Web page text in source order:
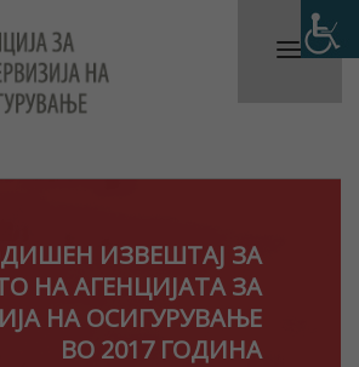
ИЗВЕШТАЈ ЗА
НА AГЕНЦИЈАТА ЗА
НА ОСИГУРУВАЊЕ
ВО 2017 ГОДИНА